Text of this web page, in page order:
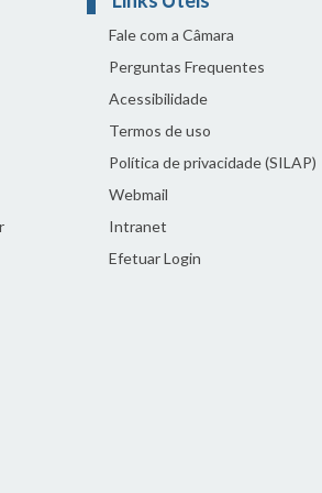
Fale com a Câmara
Perguntas Frequentes
Acessibilidade
Termos de uso
Política de privacidade (SILAP)
Webmail
Intranet
Efetuar Login